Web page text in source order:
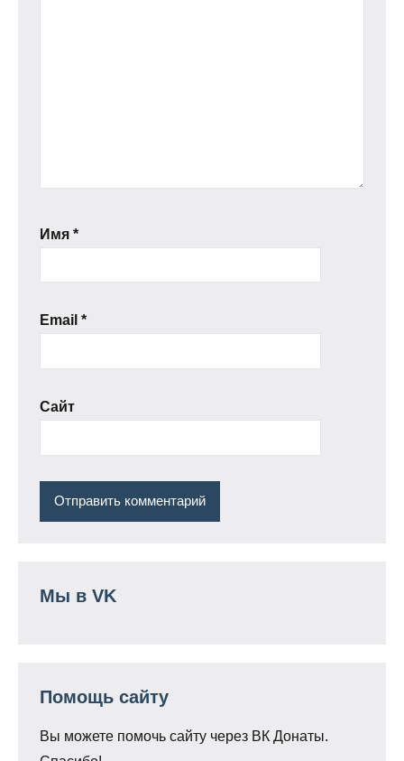
Имя *
Email *
Сайт
Мы в VK
Помощь сайту
Вы можете помочь сайту через ВК Донаты.